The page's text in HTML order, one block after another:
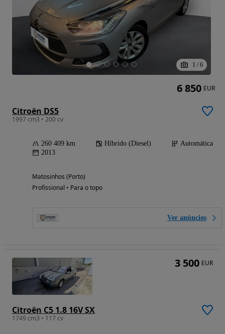
1 / 6
Citroën DS5
1997 cm3 • 200 cv
260 409 km Híbrido (Diesel)
Automática
2013
Matosinhos (Porto)
Profissional • Para o topo
Ver anúncios
6 850 EUR
Citroën C5 1.8 16V SX
1749 cm3 • 117 cv
3 500 EUR